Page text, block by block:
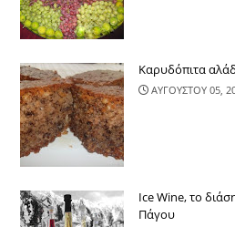
Καρυδόπιτα
ΑΥΓΟΥΣΤΟΥ 05,
Ice Wine, το
Πάγου